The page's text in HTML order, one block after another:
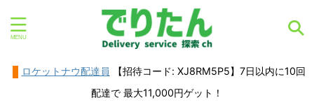
ロケットナウ配達員 【招待コード: XJ8RM5P5】7日以内に10回
配達で 最大11,000円ゲット！